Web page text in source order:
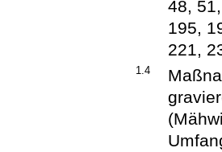
48,
195,
221,
1.4